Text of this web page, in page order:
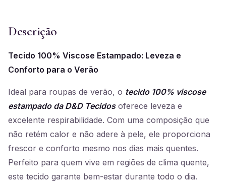
Descrição
Tecido 100% Viscose Estampado: Leveza e
Conforto para o Verão
Ideal para roupas de verão, o tecido 100% viscose
estampado da D&D Tecidosoferece leveza e
excelente respirabilidade. Com uma composição que
não retém calor e não adere à pele, ele proporciona
frescor e conforto mesmo nos dias mais quentes.
Perfeito para quem vive em regiões de clima quente,
este tecido garante bem-estar durante todo o dia.